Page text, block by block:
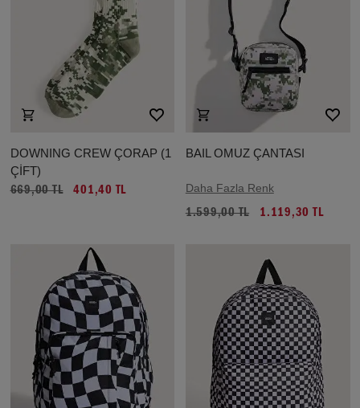
DOWNING CREW ÇORAP (1
ÇİFT)
669,00 TL 401,40 TL
BAIL OMUZ ÇANTASI
Daha Fazla Renk
1.599,00 TL 1.119,30 TL